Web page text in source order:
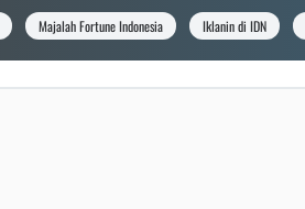
Majalah Fortune Indonesia Iklanin di IDN